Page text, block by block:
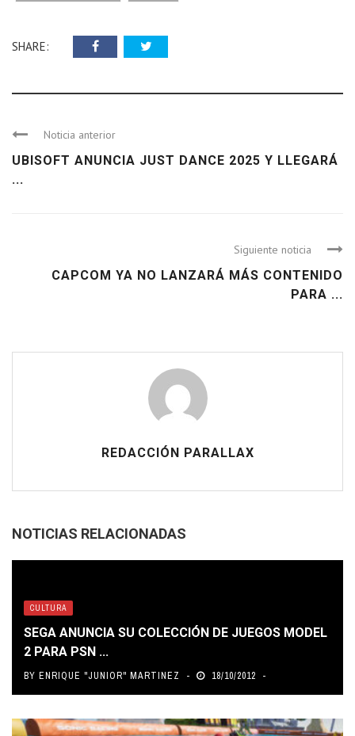
SHARE:
Noticia anterior
UBISOFT ANUNCIA JUST DANCE 2025 Y LLEGARÁ
...
Siguiente noticia
CAPCOM YA NO LANZARÁ MÁS CONTENIDO
PARA ...
REDACCIÓN PARALLAX
NOTICIAS RELACIONADAS
CULTURA
SEGA ANUNCIA SU COLECCIÓN DE JUEGOS MODEL
2 PARA PSN ...
BY ENRIQUE "JUNIOR" MARTINEZ 18/10/2012